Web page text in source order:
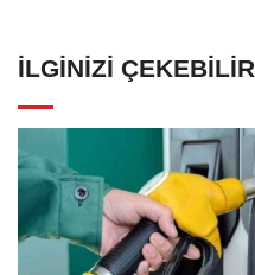
İLGINIZI ÇEKEBILIR